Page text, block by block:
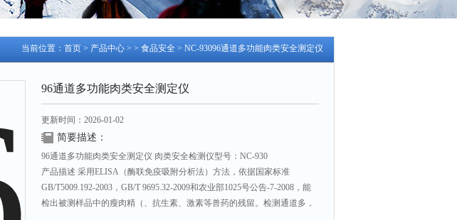
当前位置： 首页 > 产品中心 > > 食品安全 > NC-93096通道多功能肉类安全测定仪
96通道多功能肉类安全测定仪
更新时间：2026-01-02
简要描述：
96通道多功能肉类安全测定仪 肉类安全检测仪型号：NC-930
产品描述 采用ELISA（酶联免疫吸附分析法）方法，依据国家标准
GB/T5009.192-2003，GB/T 9695.32-2009和农业部1025号公告-7-2008，能
检出被测样品中的瘦肉精（、抗生素、激素等兽药的残留。检测通道多，